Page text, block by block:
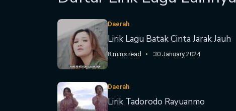
Daerah
Lirik Lagu Batak Cinta Jarak Jauh
8 mins read 30 January 2024
Daerah
Lirik Tadorodo Rayuanmo